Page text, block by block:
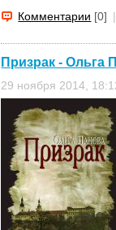
Комментарии [0] |
Призрак - Ольга
29 ноября 2014,